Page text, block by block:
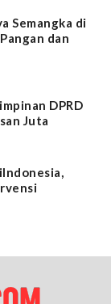
Semangka di
dan
DPRD
Juta